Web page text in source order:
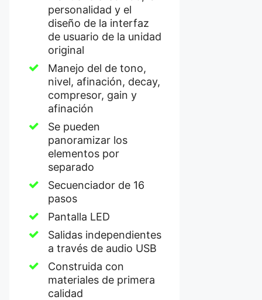
personalidad y el
diseño de la interfaz
de usuario de la unidad
original
Manejo del de tono,
nivel, afinación, decay,
compresor, gain y
afinación
Se pueden
panoramizar los
elementos por
separado
Secuenciador de 16
pasos
Pantalla LED
Salidas independientes
a través de audio USB
Construida con
materiales de primera
calidad